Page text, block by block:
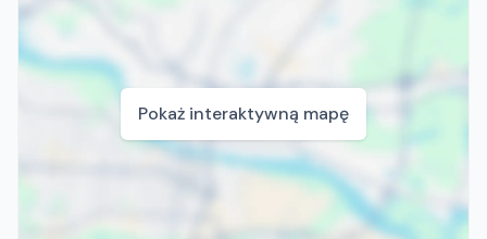
Pokaż interaktywną mapę